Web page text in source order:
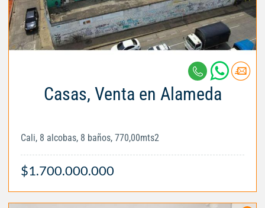
Casas, Venta en Alameda
Cali, 8 alcobas, 8 baños, 770,00mts2
$1.700.000.000